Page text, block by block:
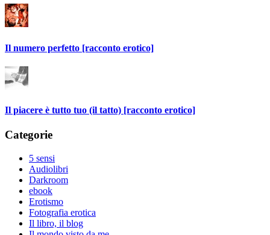
Il numero perfetto [racconto erotico]
Il piacere è tutto tuo (il tatto) [racconto erotico]
Categorie
5 sensi
Audiolibri
Darkroom
ebook
Erotismo
Fotografia erotica
Il libro, il blog